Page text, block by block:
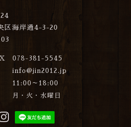
区海岸通4-3-20
078-381-5545
info@jin2012.jp
11:00～18:00
月・火・水曜日